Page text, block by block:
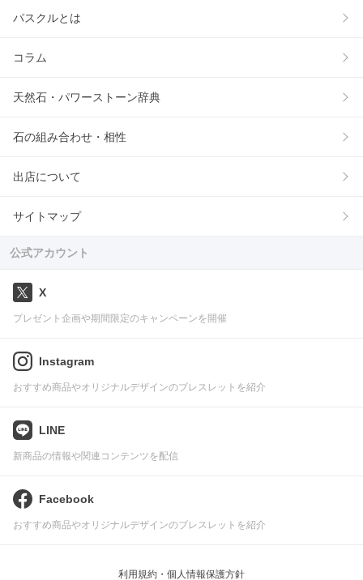
パスクルとは
コラム
天然石・パワーストーン辞典
石の組み合わせ・相性
出店について
サイトマップ
公式アカウント
X
プレゼント企画や期間限定のキャンペーンを開催
Instagram
おすすめ商品やオリジナルデザインのブレスレットを紹介
LINE
新商品の情報や関連コンテンツを配信
Facebook
おすすめ商品やオリジナルデザインのブレスレットを紹介
利用規約・個人情報保護方針